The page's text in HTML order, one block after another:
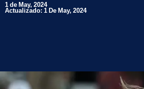
1 de May, 2024
Actualizado: 1 De May, 2024